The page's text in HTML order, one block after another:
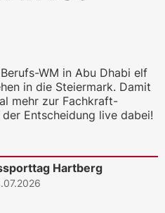
WM in Abu Dhabi elf
in die Steiermark. Damit
mehr zur Fachkraft-
Entscheidung live dabei!
Hartberg